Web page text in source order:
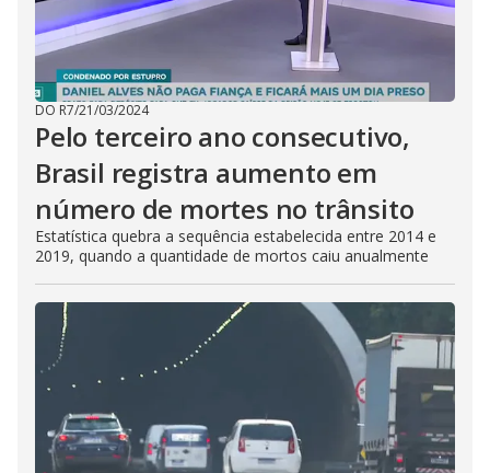
DO R7/21/03/2024
Pelo terceiro ano consecutivo,
Brasil registra aumento em
número de mortes no trânsito
Estatística quebra a sequência estabelecida entre 2014 e
2019, quando a quantidade de mortos caiu anualmente